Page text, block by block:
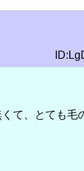
て、とても毛